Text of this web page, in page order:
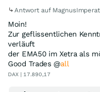
Antwort auf
Moin!
Zur geflissentlichen
verläuft
der EMA50 im Xetra als
Good Trades @all
DAX | 17.890,17